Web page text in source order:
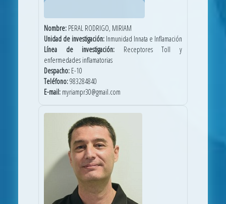
Nombre: PERAL RODRIGO, MIRIAM
Unidad de investigación: Inmunidad Innata e Inflamación
Línea de investigación: Receptores Toll y
enfermedades inflamatorias
Despacho: E-10
Teléfono:983284840
E-mail: myriampr30@gmail.com